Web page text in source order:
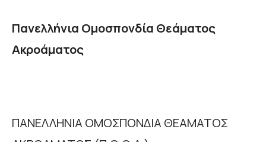
Πανελλήνια Ομοσπονδία Θεάματος
Ακροάματος
ΠΑΝΕΛΛΗΝΙΑ ΟΜΟΣΠΟΝΔΙΑ ΘΕΑΜΑΤΟΣ